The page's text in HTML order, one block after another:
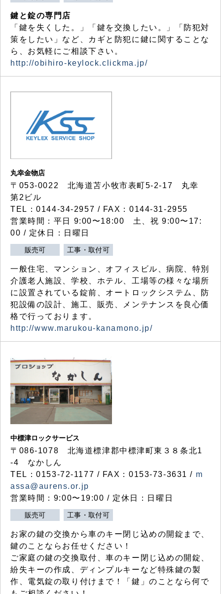
鍵と錠の専門店
「鍵を失くした。」「鍵を交換したい。」「防犯対
策をしたい」など、カギと防犯に鍵に関することな
ら、お気軽にご相談下さい。
http://obihiro-keylock.clickma.jp/
丸幸金物店
〒053-0022 北海道苫小牧市表町5-2-17 丸幸
第2ビル
TEL：0144-34-2957 / FAX：0144-31-2955
営業時間：平日 9:00〜18:00 土、祝 9:00〜17:
00 / 定休日：日曜日
販売可 工事・取付可
一般住宅、マンション、オフィスビル、病院、特別
介護老人施設、学校、ホテル、工場等の様々な場所
に設置されている錠前、オートロックシステム、防
犯設備の設計、施工、販売、メンテナンスを良心価
格で行っております。
http://www.marukou-kanamono.jp/
中標津ロックサービス
〒086-1078 北海道標津郡中標津町東３８条北1
-4 なかしん
TEL：0153-72-1177 / FAX：0153-73-3631 / m
assa@aurens.or.jp
営業時間：9:00〜19:00 / 定休日：日曜日
販売可 工事・取付可
お家の鍵の交換から車のキー閉じ込めの開錠まで、
鍵のことならお任せください！
ご家庭の鍵の交換取付、車のキー閉じ込めの開錠、
紛失キーの作成、ディンプルキーなど特殊鍵の製
作、電気錠の取り付けまで！「鍵」のことなら何で